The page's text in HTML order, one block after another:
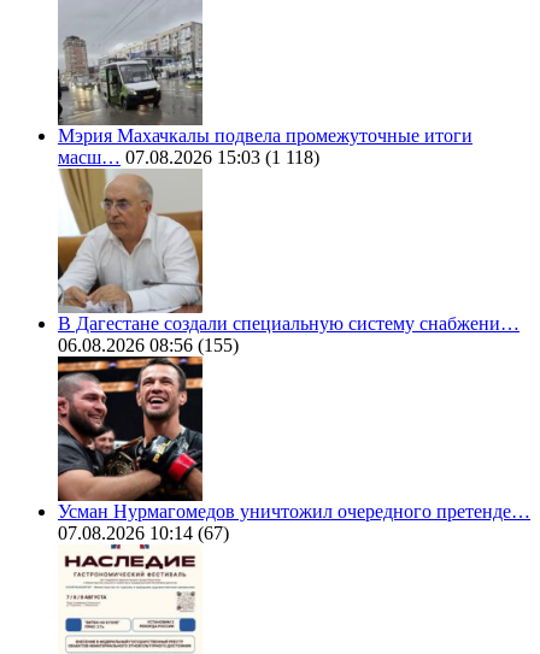
Мэрия Махачкалы подвела промежуточные итоги
масш… 07.08.2026 15:03 (1 118)
В Дагестане создали специальную систему снабжени…
06.08.2026 08:56 (155)
Усман Нурмагомедов уничтожил очередного претенде…
07.08.2026 10:14 (67)